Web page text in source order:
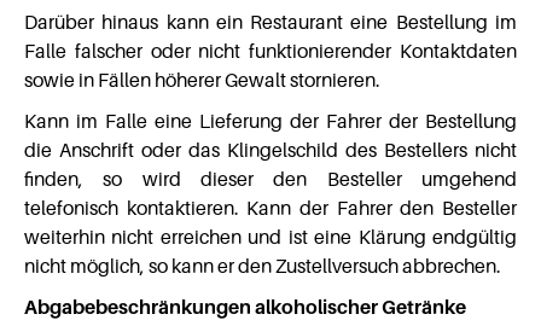
Darüber hinaus kann ein Restaurant eine Bestellung im
Falle falscher oder nicht funktionierender Kontaktdaten
sowie in Fällen höherer Gewalt stornieren.
Kann im Falle eine Lieferung der Fahrer der Bestellung
die Anschrift oder das Klingelschild des Bestellers nicht
finden, so wird dieser den Besteller umgehend
telefonisch kontaktieren. Kann der Fahrer den Besteller
weiterhin nicht erreichen und ist eine Klärung endgültig
nicht möglich, so kann er den Zustellversuch abbrechen.
Abgabebeschränkungen alkoholischer Getränke